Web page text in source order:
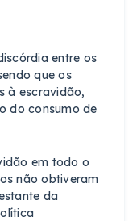
entre os
que os
à escravidão,
do consumo de
em todo o
não obtiveram
da